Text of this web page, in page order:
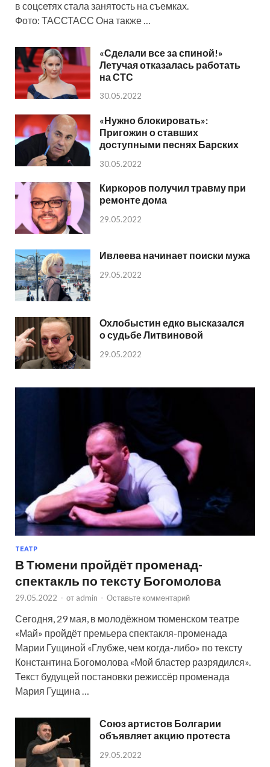
в соцсетях стала занятость на съемках.
Фото: ТАССТАСС Она также …
«Сделали все за спиной!»
Летучая отказалась работать
на СТС
30.05.2022
«Нужно блокировать»:
Пригожин о ставших
доступными песнях Барских
30.05.2022
Киркоров получил травму при
ремонте дома
29.05.2022
Ивлеева начинает поиски мужа
29.05.2022
Охлобыстин едко высказался
о судьбе Литвиновой
29.05.2022
ТЕАТР
В Тюмени пройдёт променад-
спектакль по тексту Богомолова
29.05.2022 - от admin - Оставьте комментарий
Сегодня, 29 мая, в молодёжном тюменском театре
«Май» пройдёт премьера спектакля-променада
Марии Гущиной «Глубже, чем когда-либо» по тексту
Константина Богомолова «Мой бластер разрядился».
Текст будущей постановки режиссёр променада
Мария Гущина …
Союз артистов Болгарии
объявляет акцию протеста
29.05.2022